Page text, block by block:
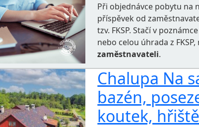
Při objednávce pobytu na
příspěvek od
tzv. FKSP. Stačí v
nebo celou úhrada z
zaměstnavateli.
Chalupa Na
bazén,
koutek, hřiště